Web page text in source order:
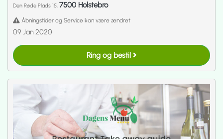
Den Røde Plads 15, 7500 Holstebro
Åbningstider og Service kan være ændret
09 Jan 2020
Ring og bestil